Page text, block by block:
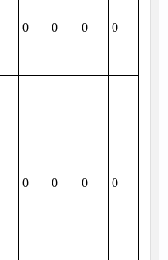
0 0 0 0
0 0 0 0